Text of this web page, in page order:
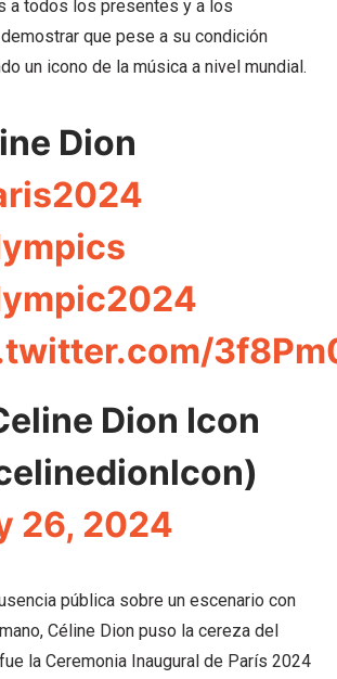
a todos los presentes y a los
que pese a su condición
un icono de la música a nivel mundial.
Dion
Dion Icon
26, 2024
pública sobre un escenario con
Céline Dion puso la cereza del
la Ceremonia Inaugural de París 2024